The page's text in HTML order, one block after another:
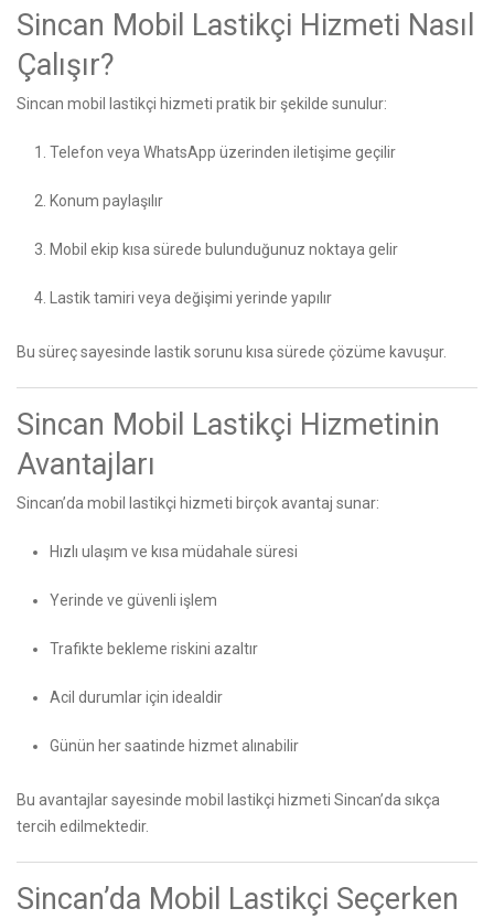
Sincan Mobil Lastikçi Hizmeti Nasıl
Çalışır?
Sincan mobil lastikçi hizmeti pratik bir şekilde sunulur:
Telefon veya WhatsApp üzerinden iletişime geçilir
Konum paylaşılır
Mobil ekip kısa sürede bulunduğunuz noktaya gelir
Lastik tamiri veya değişimi yerinde yapılır
Bu süreç sayesinde lastik sorunu kısa sürede çözüme kavuşur.
Sincan Mobil Lastikçi Hizmetinin
Avantajları
Sincan’da mobil lastikçi hizmeti birçok avantaj sunar:
Hızlı ulaşım ve kısa müdahale süresi
Yerinde ve güvenli işlem
Trafikte bekleme riskini azaltır
Acil durumlar için idealdir
Günün her saatinde hizmet alınabilir
Bu avantajlar sayesinde mobil lastikçi hizmeti Sincan’da sıkça
tercih edilmektedir.
Sincan’da Mobil Lastikçi Seçerken